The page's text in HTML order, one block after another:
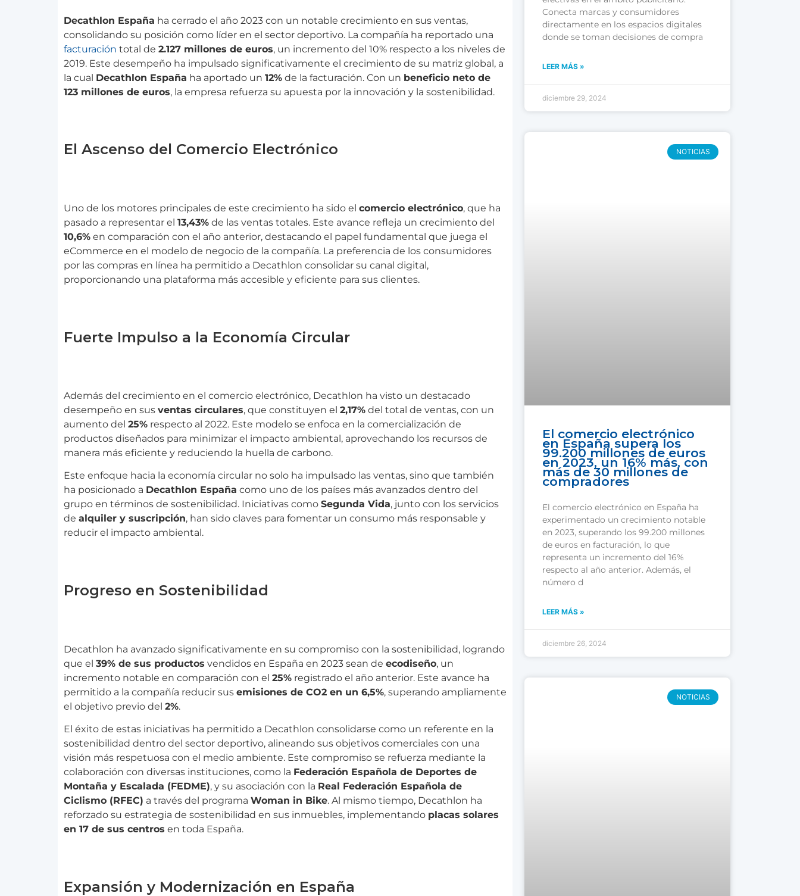
Decathlon España ha cerrado el año 2023 con un notable crecimiento en sus ventas,
consolidando su posición como líder en el sector deportivo. La compañía ha reportado una
facturación total de 2.127 millones de euros, un incremento del 10% respecto a los niveles de
2019. Este desempeño ha impulsado significativamente el crecimiento de su matriz global, a
la cual Decathlon España ha aportado un 12% de la facturación. Con un beneficio neto de
123 millones de euros, la empresa refuerza su apuesta por la innovación y la sostenibilidad.
El Ascenso del Comercio Electrónico
Uno de los motores principales de este crecimiento ha sido el comercio electrónico, que ha
pasado a representar el 13,43% de las ventas totales. Este avance refleja un crecimiento del
10,6% en comparación con el año anterior, destacando el papel fundamental que juega el
eCommerce en el modelo de negocio de la compañía. La preferencia de los consumidores
por las compras en línea ha permitido a Decathlon consolidar su canal digital,
proporcionando una plataforma más accesible y eficiente para sus clientes.
Fuerte Impulso a la Economía Circular
Además del crecimiento en el comercio electrónico, Decathlon ha visto un destacado
desempeño en sus ventas circulares, que constituyen el 2,17% del total de ventas, con un
aumento del 25% respecto al 2022. Este modelo se enfoca en la comercialización de
productos diseñados para minimizar el impacto ambiental, aprovechando los recursos de
manera más eficiente y reduciendo la huella de carbono.
Este enfoque hacia la economía circular no solo ha impulsado las ventas, sino que también
ha posicionado a Decathlon España como uno de los países más avanzados dentro del
grupo en términos de sostenibilidad. Iniciativas como Segunda Vida, junto con los servicios
de alquiler y suscripción, han sido claves para fomentar un consumo más responsable y
reducir el impacto ambiental.
Progreso en Sostenibilidad
Decathlon ha avanzado significativamente en su compromiso con la sostenibilidad, logrando
que el 39% de sus productos vendidos en España en 2023 sean de ecodiseño, un
incremento notable en comparación con el 25% registrado el año anterior. Este avance ha
permitido a la compañía reducir sus emisiones de CO2 en un 6,5%, superando ampliamente
el objetivo previo del 2%.
El éxito de estas iniciativas ha permitido a Decathlon consolidarse como un referente en la
sostenibilidad dentro del sector deportivo, alineando sus objetivos comerciales con una
visión más respetuosa con el medio ambiente. Este compromiso se refuerza mediante la
colaboración con diversas instituciones, como la Federación Española de Deportes de
Montaña y Escalada (FEDME), y su asociación con la Real Federación Española de
Ciclismo (RFEC) a través del programa Woman in Bike. Al mismo tiempo, Decathlon ha
reforzado su estrategia de sostenibilidad en sus inmuebles, implementando placas solares
en 17 de sus centros en toda España.
Expansión y Modernización en España
Conecta marcas y consumidores
directamente en los espacios digitales
donde se toman decisiones de compra
LEER MÁS »
diciembre 29, 2024
NOTICIAS
El comercio electrónico
en España supera los
99.200 millones de euros
en 2023, un 16% más, con
más de 30 millones de
compradores
El comercio electrónico en España ha
experimentado un crecimiento notable
en 2023, superando los 99.200 millones
de euros en facturación, lo que
representa un incremento del 16%
respecto al año anterior. Además, el
número d
LEER MÁS »
diciembre 26, 2024
NOTICIAS